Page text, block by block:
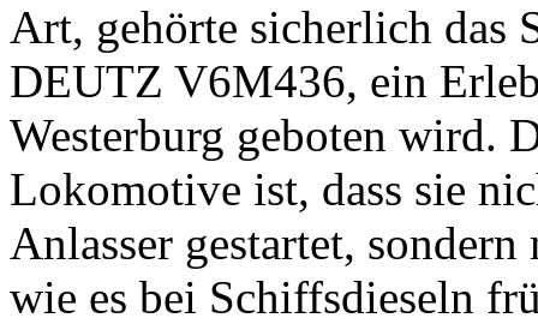
Art, gehörte sicherlich das
DEUTZ V6M436, ein
Westerburg geboten wird.
Lokomotive ist, dass sie
Anlasser gestartet,
wie es bei Schiffsdieseln